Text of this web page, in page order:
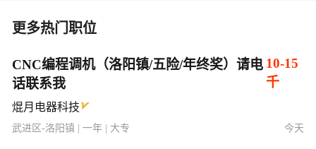
更多热门职位
CNC编程调机（洛阳镇/五险/年终奖）请电
话联系我
10-15
千
焜月电器科技
武进区-洛阳镇 | 一年 | 大专 今天